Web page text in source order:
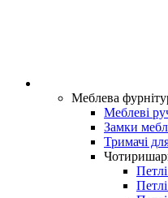
Меблева
Меблеві
Замки
Тримачі